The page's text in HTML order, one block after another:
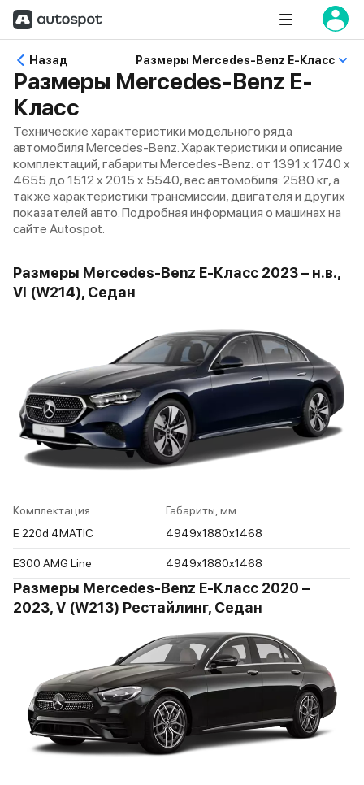
Назад Размеры Mercedes-Benz E-Класс
Размеры Mercedes-Benz E-
Класс
Технические характеристики модельного ряда
автомобиля Mercedes-Benz. Характеристики и описание
комплектаций, габариты Mercedes-Benz: от 1391 x 1740 x
4655 до 1512 x 2015 x 5540, вес автомобиля: 2580 кг, а
также характеристики трансмиссии, двигателя и других
показателей авто. Подробная информация о машинах на
сайте Autospot.
Размеры Mercedes-Benz E-Класс 2023 – н.в.,
VI (W214), Седан
Комплектация
Габариты, мм
E 220d 4MATIC
4949x1880x1468
E300 AMG Line 4949x1880x1468
Размеры Mercedes-Benz E-Класс 2020 –
2023, V (W213) Рестайлинг, Седан